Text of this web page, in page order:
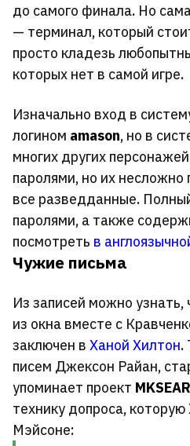
до самого финала. Но
— терминал, который
просто кладезь
которых нет в самой игре.
Изначально вход в
логином amason, но в
многих других
паролями, но их несложно
все разведданные.
паролями, а также
посмотреть в
Чужие письма
Из записей можно
из окна вместе с
заключен в Ханой Хилтон.
писем Джексон Райан,
упоминает проект
технику допроса,
Мэйсоне: